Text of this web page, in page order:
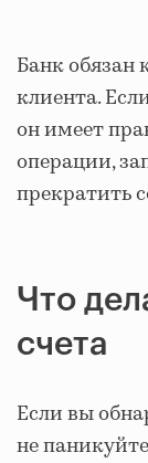
Банк обязан
клиента.
он имеет
операции,
прекратить
Что
счета
Если вы
не